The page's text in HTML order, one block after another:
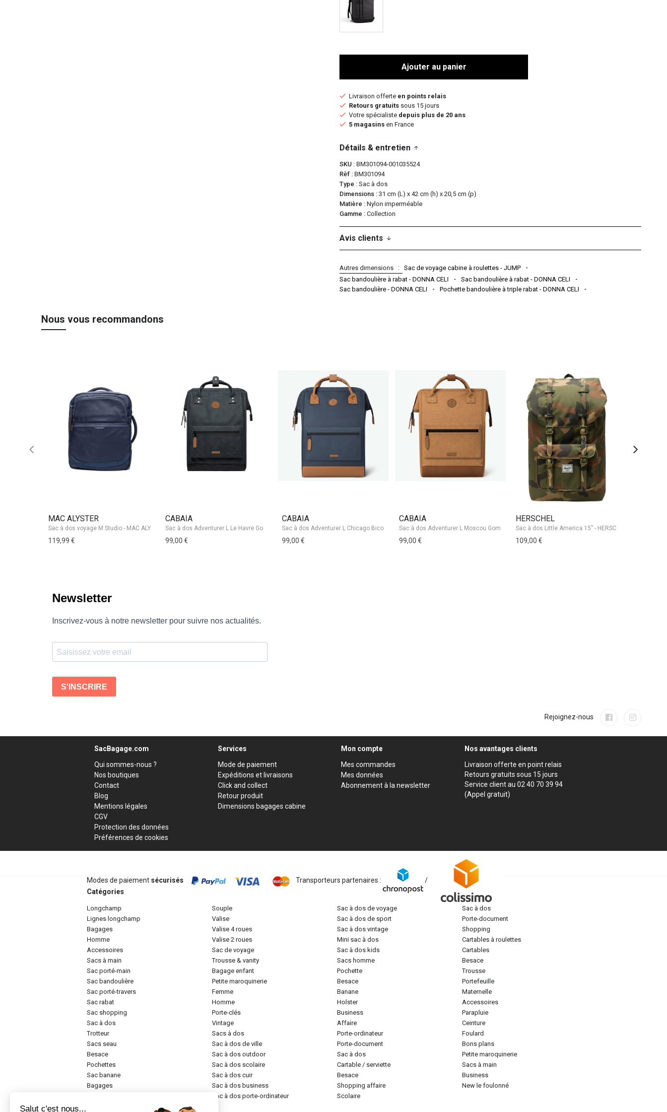
Ajouter au panier
Livraison offerte en points relais
Retours gratuits sous 15 jours
Votre spécialiste depuis plus de 20 ans
5 magasins en France
Détails & entretien
SKU
BM301094-001035524
Rèf
BM301094
Type
Sac à dos
Dimensions
31 cm (L) x 42 cm (h) x 20,5 cm (p)
Matière
Nylon imperméable
Gamme
Collection
Avis clients
Autres dimensions
Sac de voyage cabine à roulettes - JUMP
Sac bandoulière à rabat - DONNA CELI
Sac bandoulière à rabat - DONNA CELI
Sac bandoulière - DONNA CELI
Pochette bandoulière à triple rabat - DONNA CELI
Nous vous recommandons
MAC ALYSTER
119,99 €
CABAIA
99,00 €
CABAIA
99,00 €
CABAIA
99,00 €
HERSCHEL
109,00 €
Rejoignez-nous
SacBagage.com
Qui sommes-nous ?
Nos boutiques
Contact
Blog
Mentions légales
CGV
Protection des données
Préférences de cookies
Services
Mode de paiement
Expéditions et livraisons
Click and collect
Retour produit
Dimensions bagages cabine
Mon compte
Mes commandes
Mes données
Abonnement à la newsletter
Nos avantages clients
Livraison offerte en point relais
Retours gratuits sous 15 jours
Service client au 02 40 70 39 94
(Appel gratuit)
Modes de paiement sécurisés Transporteurs partenaires :
/
Catégories
longchamp
lignes longchamp
bagages
homme
accessoires
sacs à main
sac porté-main
sac bandoulière
sac porté-travers
sac rabat
sac shopping
sac à dos
trotteur
sacs seau
besace
pochettes
sac banane
bagages
souple
valise
valise 4 roues
valise 2 roues
sac de voyage
trousse & vanity
bagage enfant
petite maroquinerie
femme
homme
porte-clés
vintage
sacs à dos
sac à dos de ville
sac à dos outdoor
sac à dos scolaire
sac à dos cuir
sac à dos business
sac à dos porte-ordinateur
sac à dos de voyage
sac à dos de sport
sac à dos vintage
mini sac à dos
sac à dos kids
sacs homme
pochette
besace
banane
holster
business
affaire
porte-ordinateur
porte-document
sac à dos
cartable / serviette
besace
shopping affaire
scolaire
sac à dos
porte-document
shopping
cartables à roulettes
cartables
besace
trousse
portefeuille
maternelle
accessoires
parapluie
ceinture
foulard
bons plans
petite maroquinerie
sacs à main
business
new le foulonné
Salut c'est nous...